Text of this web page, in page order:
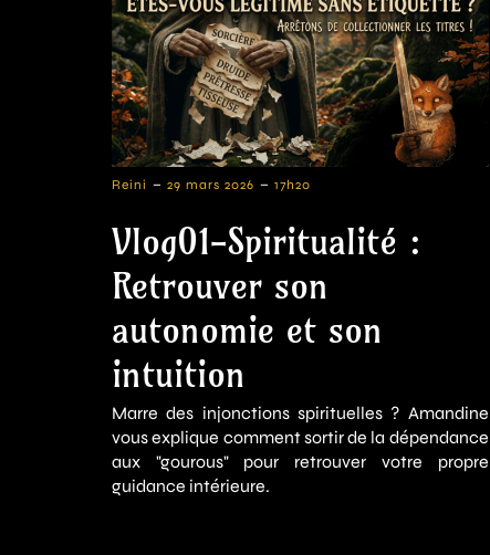
Reini - 29 mars 2026 - 17h20
Vlog01-Spiritualité :
Retrouver son
autonomie et son
intuition
Marre des injonctions spirituelles ? Amandine
vous explique comment sortir de la dépendance
aux "gourous" pour retrouver votre propre
guidance intérieure.